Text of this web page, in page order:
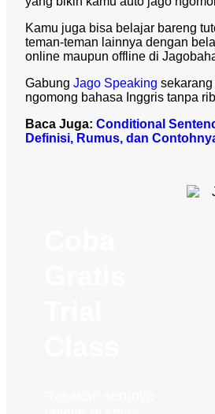
Kamu juga bisa belajar bareng
teman-teman lainnya dengan
online maupun offline di
Gabung Jago Speaking
ngomong bahasa Inggris tanpa
Baca Juga: Conditional
Definisi, Rumus, dan